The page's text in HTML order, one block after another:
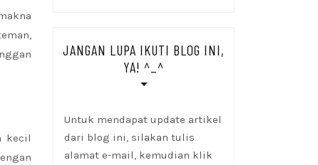
kecil
JANGAN LUPA IKUTI BLOG INI,
YA! ^_^
Untuk mendapat update artikel
dari blog ini, silakan tulis
alamat e-mail, kemudian klik